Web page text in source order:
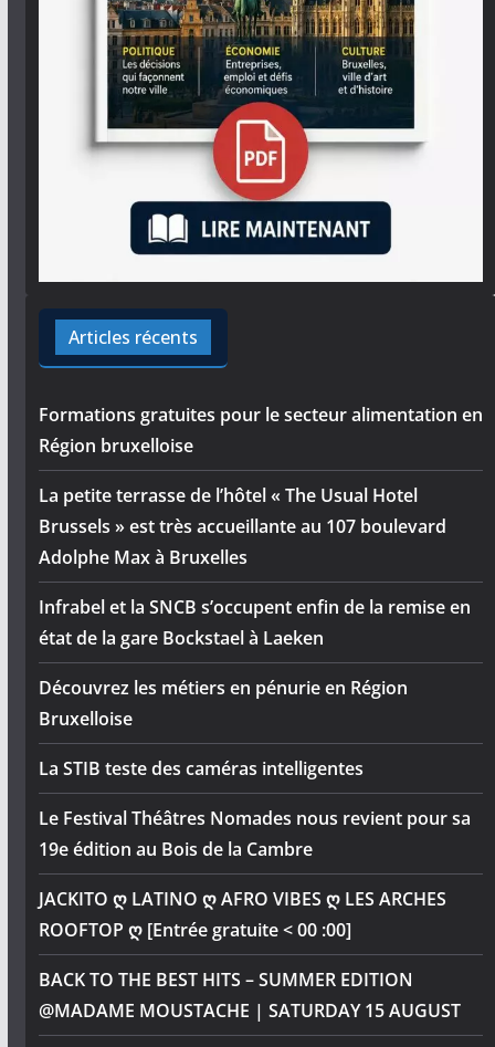
Articles récents
Formations gratuites pour le secteur alimentation en
Région bruxelloise
La petite terrasse de l’hôtel « The Usual Hotel
Brussels » est très accueillante au 107 boulevard
Adolphe Max à Bruxelles
Infrabel et la SNCB s’occupent enfin de la remise en
état de la gare Bockstael à Laeken
Découvrez les métiers en pénurie en Région
Bruxelloise
La STIB teste des caméras intelligentes
Le Festival Théâtres Nomades nous revient pour sa
19e édition au Bois de la Cambre
JACKITO ღ LATINO ღ AFRO VIBES ღ LES ARCHES
ROOFTOP ღ [Entrée gratuite < 00 :00]
BACK TO THE BEST HITS – SUMMER EDITION
@MADAME MOUSTACHE | SATURDAY 15 AUGUST